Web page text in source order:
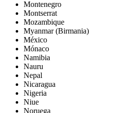
Montenegro
Montserrat
Mozambique
Myanmar (Birmania)
México
Mónaco
Namibia
Nauru
Nepal
Nicaragua
Nigeria
Niue
Noruega